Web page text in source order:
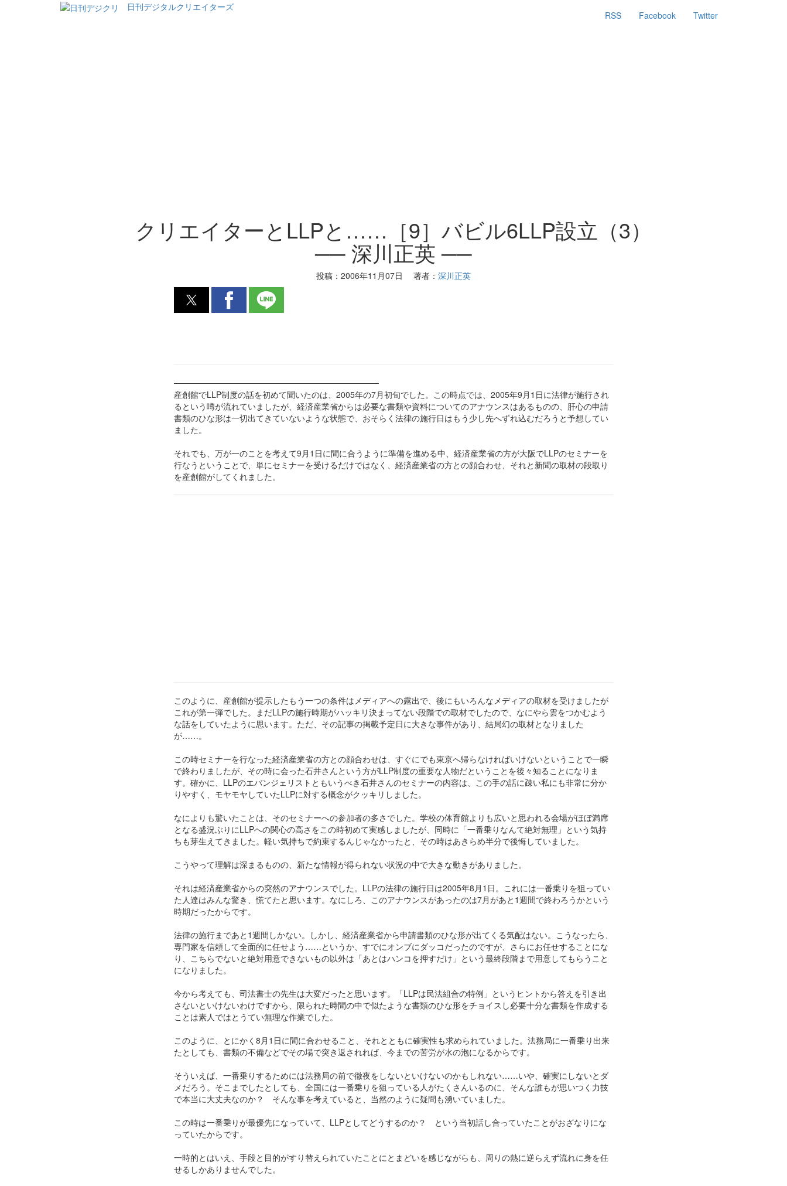
日刊デジタルクリエイターズ
RSS Facebook Twitter
クリエイターとLLPと……［9］バビル6LLP設立（3）
── 深川正英 ──
投稿： 2006年11月07日 著者： 深川正英
───────────────────────────────────
産創館でLLP制度の話を初めて聞いたのは、2005年の7月初旬でした。この時点では、2005年9月1日に法律が施行され
るという噂が流れていましたが、経済産業省からは必要な書類や資料についてのアナウンスはあるものの、肝心の申請
書類のひな形は一切出てきていないような状態で、おそらく法律の施行日はもう少し先へずれ込むだろうと予想してい
ました。
それでも、万が一のことを考えて9月1日に間に合うように準備を進める中、経済産業省の方が大阪でLLPのセミナーを
行なうということで、単にセミナーを受けるだけではなく、経済産業省の方との顔合わせ、それと新聞の取材の段取り
を産創館がしてくれました。
このように、産創館が提示したもう一つの条件はメディアへの露出で、後にもいろんなメディアの取材を受けましたが
これが第一弾でした。まだLLPの施行時期がハッキリ決まってない段階での取材でしたので、なにやら雲をつかむよう
な話をしていたように思います。ただ、その記事の掲載予定日に大きな事件があり、結局幻の取材となりました
が……。
この時セミナーを行なった経済産業省の方との顔合わせは、すぐにでも東京へ帰らなければいけないということで一瞬
で終わりましたが、その時に会った石井さんという方がLLP制度の重要な人物だということを後々知ることになりま
す。確かに、LLPのエバンジェリストともいうべき石井さんのセミナーの内容は、この手の話に疎い私にも非常に分か
りやすく、モヤモヤしていたLLPに対する概念がクッキリしました。
なによりも驚いたことは、そのセミナーへの参加者の多さでした。学校の体育館よりも広いと思われる会場がほぼ満席
となる盛況ぶりにLLPへの関心の高さをこの時初めて実感しましたが、同時に「一番乗りなんて絶対無理」という気持
ちも芽生えてきました。軽い気持ちで約束するんじゃなかったと、その時はあきらめ半分で後悔していました。
こうやって理解は深まるものの、新たな情報が得られない状況の中で大きな動きがありました。
それは経済産業省からの突然のアナウンスでした。LLPの法律の施行日は2005年8月1日。これには一番乗りを狙ってい
た人達はみんな驚き、慌てたと思います。なにしろ、このアナウンスがあったのは7月があと1週間で終わろうかという
時期だったからです。
法律の施行まであと1週間しかない。しかし、経済産業省から申請書類のひな形が出てくる気配はない。こうなったら、
専門家を信頼して全面的に任せよう……というか、すでにオンブにダッコだったのですが、さらにお任せすることにな
り、こちらでないと絶対用意できないもの以外は「あとはハンコを押すだけ」という最終段階まで用意してもらうこと
になりました。
今から考えても、司法書士の先生は大変だったと思います。「LLPは民法組合の特例」というヒントから答えを引き出
さないといけないわけですから、限られた時間の中で似たような書類のひな形をチョイスし必要十分な書類を作成する
ことは素人ではとうてい無理な作業でした。
このように、とにかく8月1日に間に合わせること、それとともに確実性も求められていました。法務局に一番乗り出来
たとしても、書類の不備などでその場で突き返されれば、今までの苦労が水の泡になるからです。
そういえば、一番乗りするためには法務局の前で徹夜をしないといけないのかもしれない……いや、確実にしないとダ
メだろう。そこまでしたとしても、全国には一番乗りを狙っている人がたくさんいるのに、そんな誰もが思いつく力技
で本当に大丈夫なのか？ そんな事を考えていると、当然のように疑問も湧いていました。
この時は一番乗りが最優先になっていて、LLPとしてどうするのか？ という当初話し合っていたことがおざなりにな
っていたからです。
一時的とはいえ、手段と目的がすり替えられていたことにとまどいを感じながらも、周りの熱に逆らえず流れに身を任
せるしかありませんでした。